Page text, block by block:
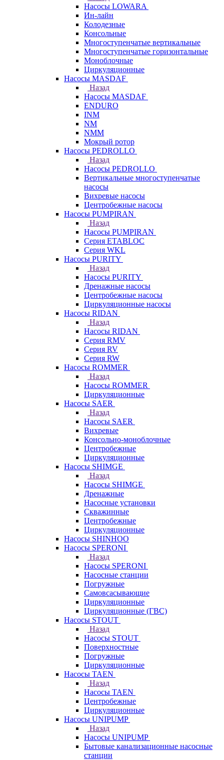
Насосы LOWARA
Ин-лайн
Колодезные
Консольные
Многоступенчатые вертикальные
Многоступенчатые горизонтальные
Моноблочные
Циркуляционные
Насосы MASDAF
Назад
Насосы MASDAF
ENDURO
INM
NM
NMM
Мокрый ротор
Насосы PEDROLLO
Назад
Насосы PEDROLLO
Вертикальные многоступенчатые
насосы
Вихревые насосы
Центробежные насосы
Насосы PUMPIRAN
Назад
Насосы PUMPIRAN
Серия ETABLOC
Серия WKL
Насосы PURITY
Назад
Насосы PURITY
Дренажные насосы
Центробежные насосы
Циркуляционные насосы
Насосы RIDAN
Назад
Насосы RIDAN
Серия RMV
Серия RV
Серия RW
Насосы ROMMER
Назад
Насосы ROMMER
Циркуляционные
Насосы SAER
Назад
Насосы SAER
Вихревые
Консольно-моноблочные
Центробежные
Циркуляционные
Насосы SHIMGE
Назад
Насосы SHIMGE
Дренажные
Насосные установки
Скважинные
Центробежные
Циркуляционные
Насосы SHINHOO
Насосы SPERONI
Назад
Насосы SPERONI
Насосные станции
Погружные
Самовсасывающие
Циркуляционные
Циркуляционные (ГВС)
Насосы STOUT
Назад
Насосы STOUT
Поверхностные
Погружные
Циркуляционные
Насосы TAEN
Назад
Насосы TAEN
Центробежные
Циркуляционные
Насосы UNIPUMP
Назад
Насосы UNIPUMP
Бытовые канализационные насосные
станции